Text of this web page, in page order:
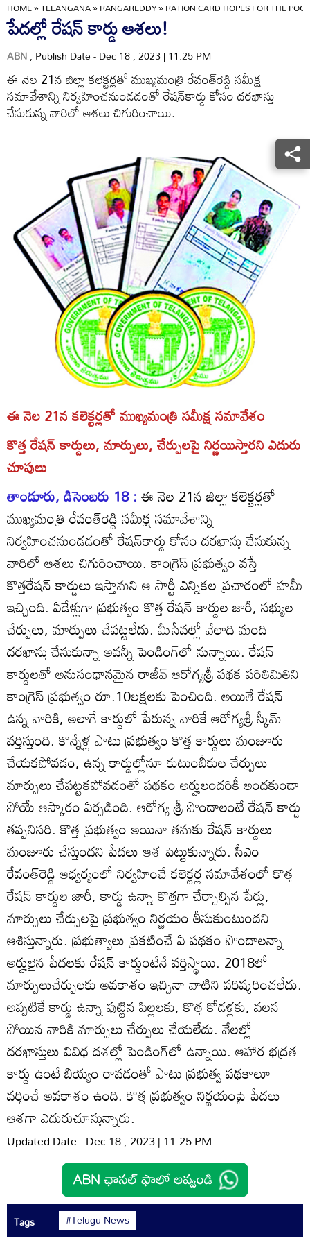
HOME»TELANGANA»RANGAREDDY»RATION CARD HOPES FOR THE
పేదల్లో రేషన్‌ కార్డు ఆశలు!
ABN, Publish Date - Dec 18 , 2023 | 11:25 PM
ఈ నెల 21న జిల్లా కలెక్టర్లతో ముఖ్యమంత్రి రేవంత్‌రెడ్డి సమీక్ష
సమావేశాన్ని నిర్వహించనుండడంతో రేషన్‌కార్డు కోసం దరఖాస్తు
చేసుకున్న వారిలో ఆశలు చిగురించాయి.
ఈ నెల 21న కలెక్టర్లతో ముఖ్యమంత్రి సమీక్ష సమావేశం
కొత్త రేషన్‌ కార్డులు, మార్పులు, చేర్పులపై నిర్ణయిస్తారని ఎదురు
చూపులు
తాండూరు, డిసెంబరు 18 :ఈ నెల 21న జిల్లా కలెక్టర్లతో
ముఖ్యమంత్రి రేవంత్‌రెడ్డి సమీక్ష సమావేశాన్ని
నిర్వహించనుండడంతో రేషన్‌కార్డు కోసం దరఖాస్తు చేసుకున్న
వారిలో ఆశలు చిగురించాయి. కాంగ్రెస్‌ ప్రభుత్వం వస్తే
కొత్తరేషన్‌ కార్డులు ఇస్తామని ఆ పార్టీ ఎన్నికల ప్రచారంలో హమీ
ఇచ్చింది. ఏడేళ్లుగా ప్రభుత్వం కొత్త రేషన్‌ కార్డుల జారీ, సభ్యుల
చేర్పులు, మార్పులు చేపట్టలేదు. మీసేవల్లో వేలాది మంది
దరఖాస్తు చేసుకున్నా అవన్నీ పెండింగ్‌లో నున్నాయి. రేషన్‌
కార్డులతో అనుసంధానమైన రాజీవ్‌ ఆరోగ్యశ్రీ పథక పరితిమితిని
కాంగ్రెస్‌ ప్రభుత్వం రూ.10లక్షలకు పెంచింది. అయితే రేషన్‌
ఉన్న వారికి, అలాగే కార్డులో పేరున్న వారికే ఆరోగ్యశ్రీ స్కీమ్‌
వర్తిస్తుంది. కొన్నేళ్ల పాటు ప్రభుత్వం కొత్త కార్డులు మంజూరు
చేయకపోవడం, ఉన్న కార్డుల్లోనూ కుటుంబీకుల చేర్పులు
మార్పులు చేపట్టకపోవడంతో పథకం అర్హులందరికీ అందకుండా
పోయే ఆస్కారం ఏర్పడింది. ఆరోగ్య శ్రీ పొందాలంటే రేషన్‌ కార్డు
తప్పనిసరి. కొత్త ప్రభుత్వం అయినా తమకు రేషన్‌ కార్డులు
మంజూరు చేస్తుందని పేదలు ఆశ పెట్టుకున్నారు. సీఎం
రేవంత్‌రెడ్డి ఆధ్వర్యంలో నిర్వహించే కలెక్టర్ల సమావేశంలో కొత్త
రేషన్‌ కార్డుల జారీ, కార్డు ఉన్నా కొత్తగా చేర్చాల్సిన పేర్లు,
మార్పులు చేర్పులపై ప్రభుత్వం నిర్ణయం తీసుకుంటుందని
ఆశిస్తున్నారు. ప్రభుత్వాలు ప్రకటించే ఏ పథకం పొందాలన్నా
అర్హులైన పేదలకు రేషన్‌ కార్డుంటేనే వర్తిస్థాయి. 2018లో
మార్పులుచేర్పులకు అవకాశం ఇచ్చినా వాటిని పరిష్కరించలేదు.
అప్పటికే కార్డు ఉన్నా పుట్టిన పిల్లలకు, కొత్త కోడళ్లకు, వలస
పోయిన వారికి మార్పులు చేర్పులు చేయలేదు. వేలల్లో
దరఖాస్తులు వివిధ దశల్లో పెండింగ్‌లో ఉన్నాయి. ఆహార భద్రత
కార్డు ఉంటే బియ్యం రావడంతో పాటు ప్రభుత్వ పథకాలూ
వర్తించే అవకాశం ఉంది. కొత్త ప్రభుత్వం నిర్ణయంపై పేదలు
ఆశగా ఎదురుచూస్తున్నారు.
Updated Date - Dec 18 , 2023 | 11:25 PM
Tags #Telugu News